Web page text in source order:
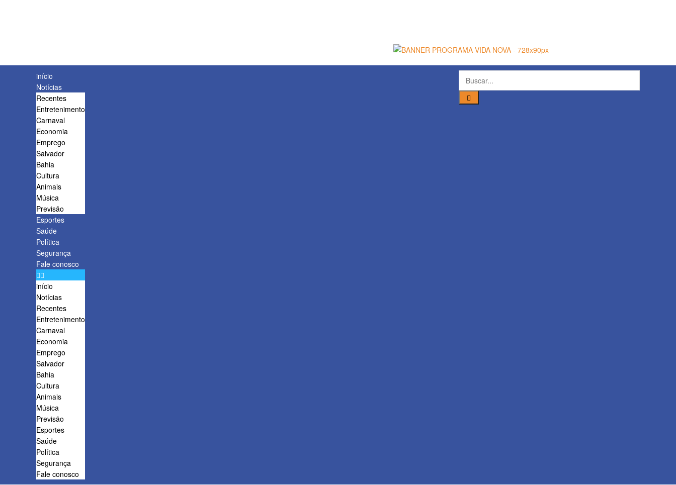
início
Notícias
Recentes
Entretenimento
Carnaval
Economia
Emprego
Salvador
Bahia
Cultura
Animais
Música
Previsão
Esportes
Saúde
Política
Segurança
Fale conosco
início
Notícias
Recentes
Entretenimento
Carnaval
Economia
Emprego
Salvador
Bahia
Cultura
Animais
Música
Previsão
Esportes
Saúde
Política
Segurança
Fale conosco